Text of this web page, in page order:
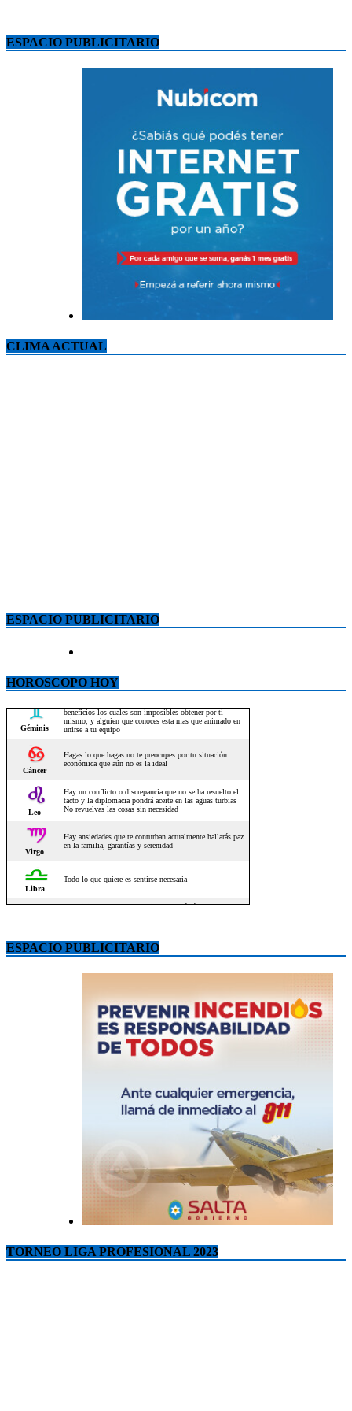
ESPACIO PUBLICITARIO
CLIMA ACTUAL
ESPACIO PUBLICITARIO
HOROSCOPO HOY
ESPACIO PUBLICITARIO
TORNEO LIGA PROFESIONAL 2023